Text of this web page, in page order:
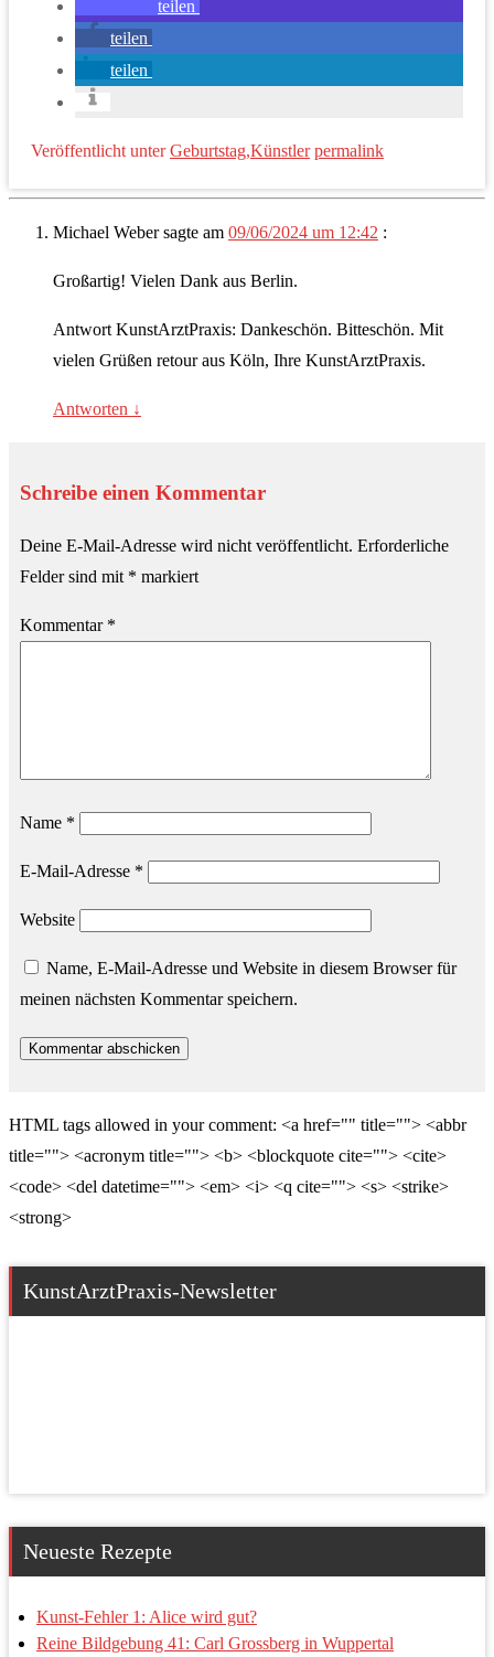
teilen
teilen
teilen
Veröffentlicht unter Geburtstag,Künstler permalink
Michael Webersagte am 09/06/2024 um 12:42 :
Großartig! Vielen Dank aus Berlin.
Antwort KunstArztPraxis: Dankeschön. Bitteschön. Mit
vielen Grüßen retour aus Köln, Ihre KunstArztPraxis.
Antworten ↓
Schreibe einen Kommentar
Deine E-Mail-Adresse wird nicht veröffentlicht. Erforderliche
Felder sind mit * markiert
Kommentar *
Name *
E-Mail-Adresse *
Website
Name, E-Mail-Adresse und Website in diesem Browser für
meinen nächsten Kommentar speichern.
HTML tags allowed in your comment: <a href="" title=""> <abbr
title=""> <acronym title=""> <b> <blockquote cite=""> <cite>
<code> <del datetime=""> <em> <i> <q cite=""> <s> <strike>
<strong>
KunstArztPraxis-Newsletter
Neueste Rezepte
Kunst-Fehler 1: Alice wird gut?
Reine Bildgebung 41: Carl Grossberg in Wuppertal